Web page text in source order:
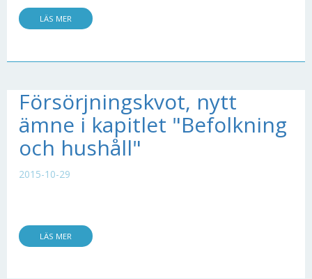
LÄS MER
Försörjningskvot, nytt
ämne i kapitlet "Befolkning
och hushåll"
2015-10-29
LÄS MER